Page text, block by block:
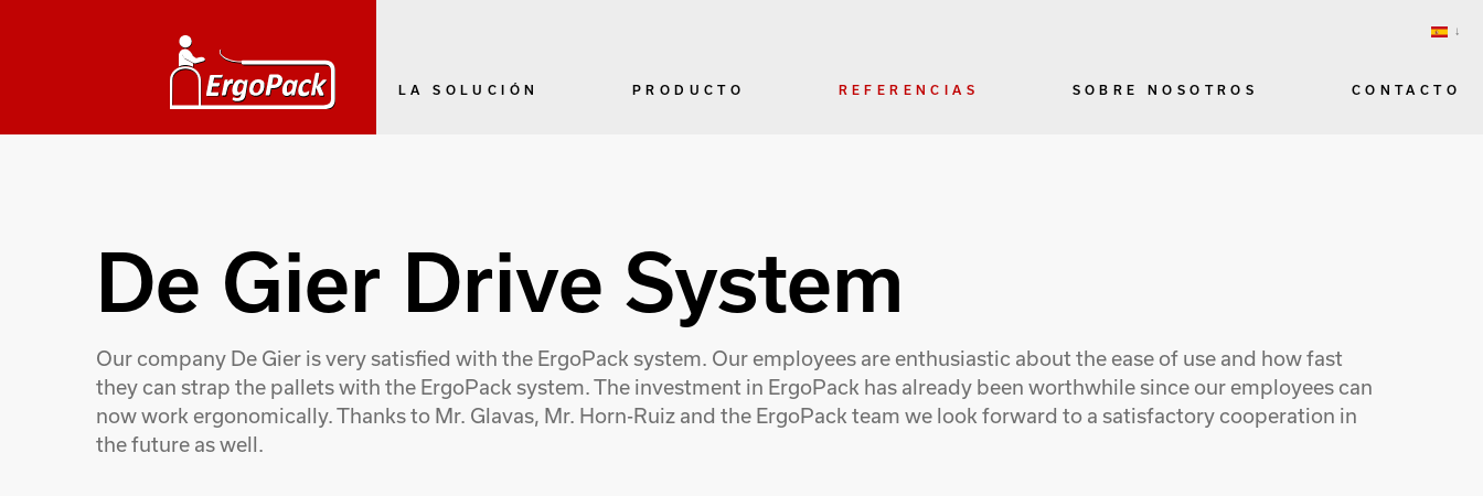
LA SOLUCIÓN PRODUCTO REFERENCIAS SOBRE NOSOTROS CONTACTO
De Gier Drive System
Our company De Gier is very satisfied with the ErgoPack system. Our employees are enthusiastic about the ease of use and how fast
they can strap the pallets with the ErgoPack system. The investment in ErgoPack has already been worthwhile since our employees can
now work ergonomically. Thanks to Mr. Glavas, Mr. Horn-Ruiz and the ErgoPack team we look forward to a satisfactory cooperation in
the future as well.